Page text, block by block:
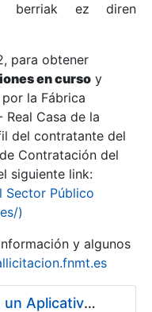
berriak ez diren
para obtener
en curso y
la Fábrica
Casa de la
del contratante del
Contratación del
siguiente link:
Sector Público
)
y algunos
Servicio de Desarrollo de un Aplicativo para la Generación de Claves